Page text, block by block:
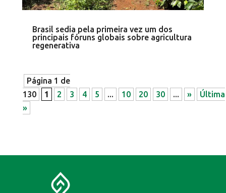
Brasil sedia pela primeira vez um dos
principais fóruns globais sobre agricultura
regenerativa
Página 1 de
130
1 2 3 4 5 ... 10 20 30 ... »
Última
»